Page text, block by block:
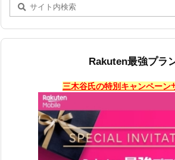
Rakuten最強プラ
三木谷氏の特別キャンペーン